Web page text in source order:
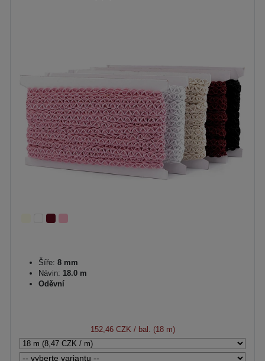
Šíře: 8 mm
Návin: 18.0 m
Oděvní
152,46 CZK / bal. (18 m)